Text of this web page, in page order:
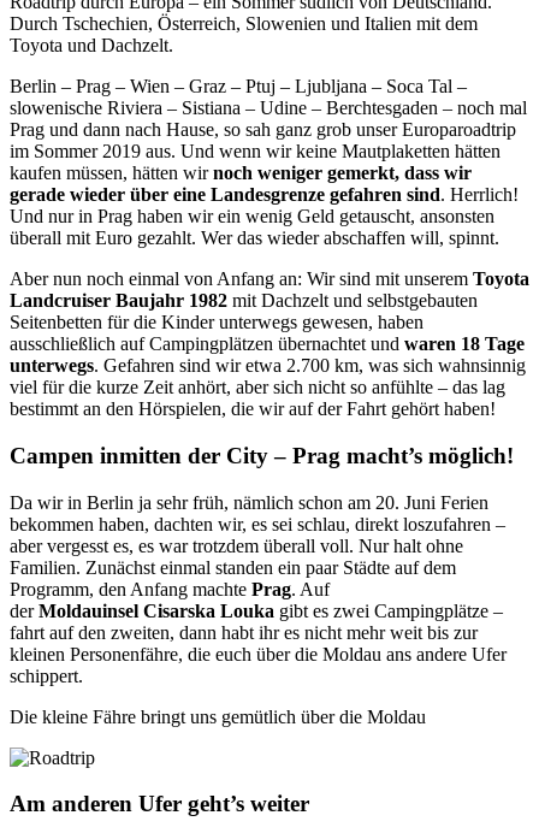
Durch Tschechien, Österreich, Slowenien und Italien mit dem
Toyota und Dachzelt.
Berlin – Prag – Wien – Graz – Ptuj – Ljubljana – Soca Tal –
slowenische Riviera – Sistiana – Udine – Berchtesgaden – noch mal
Prag und dann nach Hause, so sah ganz grob unser Europaroadtrip
im Sommer 2019 aus. Und wenn wir keine Mautplaketten hätten
kaufen müssen, hätten wirnoch weniger gemerkt, dass wir
gerade wieder über eine Landesgrenze gefahren sind. Herrlich!
Und nur in Prag haben wir ein wenig Geld getauscht, ansonsten
überall mit Euro gezahlt. Wer das wieder abschaffen will, spinnt.
Aber nun noch einmal von Anfang an: Wir sind mit unserem Toyota
Landcruiser Baujahr 1982 mit Dachzelt und selbstgebauten
Seitenbetten für die Kinder unterwegs gewesen, haben
ausschließlich auf Campingplätzen übernachtet und waren 18 Tage
unterwegs. Gefahren sind wir etwa 2.700 km, was sich wahnsinnig
viel für die kurze Zeit anhört, aber sich nicht so anfühlte – das lag
bestimmt an den Hörspielen, die wir auf der Fahrt gehört haben!
Campen inmitten der City – Prag macht’s möglich!
Da wir in Berlin ja sehr früh, nämlich schon am 20. Juni Ferien
bekommen haben, dachten wir, es sei schlau, direkt loszufahren –
aber vergesst es, es war trotzdem überall voll. Nur halt ohne
Familien. Zunächst einmal standen ein paar Städte auf dem
Programm, den Anfang machte Prag. Auf
derMoldauinsel Cisarska Louka gibt es zwei Campingplätze –
fahrt auf den zweiten, dann habt ihr es nicht mehr weit bis zur
kleinen Personenfähre, die euch über die Moldau ans andere Ufer
schippert.
Die kleine Fähre bringt uns gemütlich über die Moldau
Am anderen Ufer geht’s weiter